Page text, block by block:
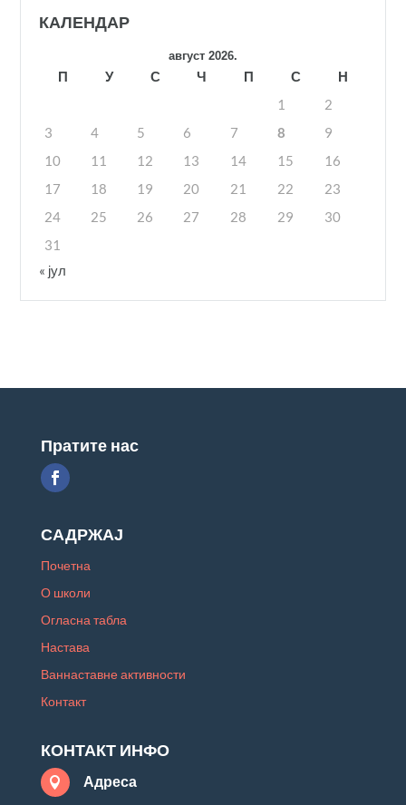
КАЛЕНДАР
август 2026.
П У С Ч П С
Н
1
2
3
4 5 6 7 8
9
10
11 12 13 14 15
16
17
18 19 20 21 22
23
24
25 26 27 28 29
30
31
« јул
Пратите нас
САДРЖАЈ
Почетна
О школи
Огласна табла
Настава
Ваннаставне активности
Контакт
КОНТАКТ ИНФО
 Адреса